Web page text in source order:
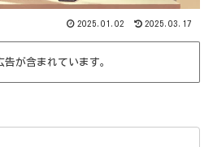
2025.01.02 2025.03.17
告が含まれています。